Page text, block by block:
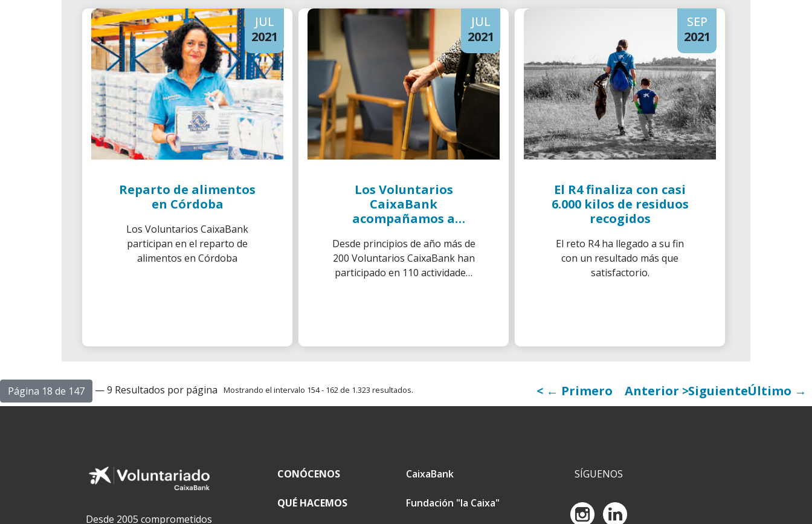
JUL
2021
Reparto de alimentos
en Córdoba
Los Voluntarios CaixaBank
participan en el reparto de
alimentos en Córdoba
JUL
2021
Los Voluntarios
CaixaBank
acompañamos a
edad durante la
pandemia.
Desde principios de año más de
200 Voluntarios CaixaBank han
participado en 110 actividades,
SEP
2021
El R4 finaliza con casi
6.000 kilos de residuos
recogidos
El reto R4 ha llegado a su fin
con un resultado más que
satisfactorio.
Página 18 de 147 — 9 Resultados por página Mostrando el intervalo 154 - 162 de 1.323 resultados. ← Primero Anterior SiguienteÚltimo →
Desde 2005 comprometidos
CONÓCENOS
QUÉ HACEMOS
CaixaBank
Fundación "la Caixa"
SÍGUENOS